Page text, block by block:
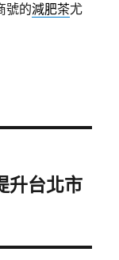
號的減肥茶尤
升台北市